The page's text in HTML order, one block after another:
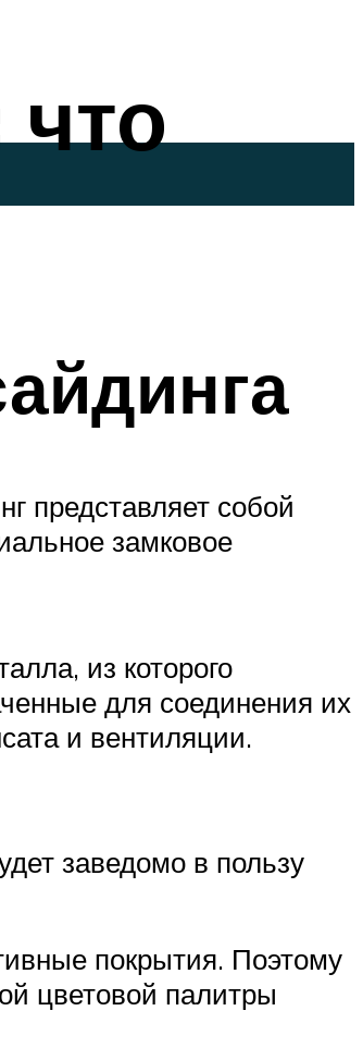
представляет собой
замковое
из которого
для соединения их
и вентиляции.
заведомо в пользу
покрытия. Поэтому
цветовой палитры